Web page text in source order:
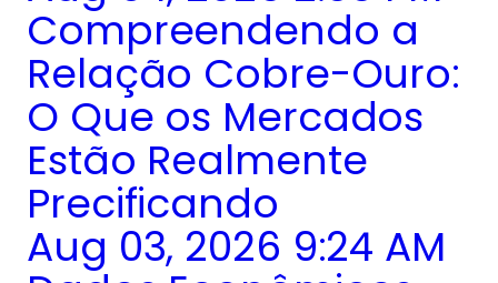
Compreendendo a
Relação Cobre-Ouro:
O Que os Mercados
Estão Realmente
Precificando
Aug 03, 2026 9:24 AM